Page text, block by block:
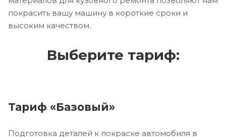
покрасить вашу машину в короткие сроки и
высоким качеством.
Выберите тариф:
Тариф «Базовый»
Подготовка деталей к покраске автомобиля в